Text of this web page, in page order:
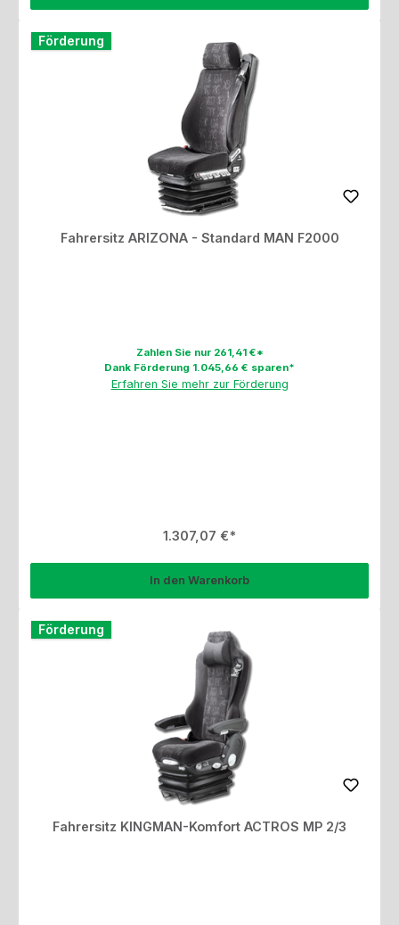
Förderung
Fahrersitz ARIZONA - Standard MAN F2000
Zahlen Sie nur 261,41 €*
Dank Förderung 1.045,66 € sparen*
Erfahren Sie mehr zur Förderung
Regulärer Preis:
1.307,07 €
In den Warenkorb
Förderung
Fahrersitz KINGMAN-Komfort ACTROS MP 2/3